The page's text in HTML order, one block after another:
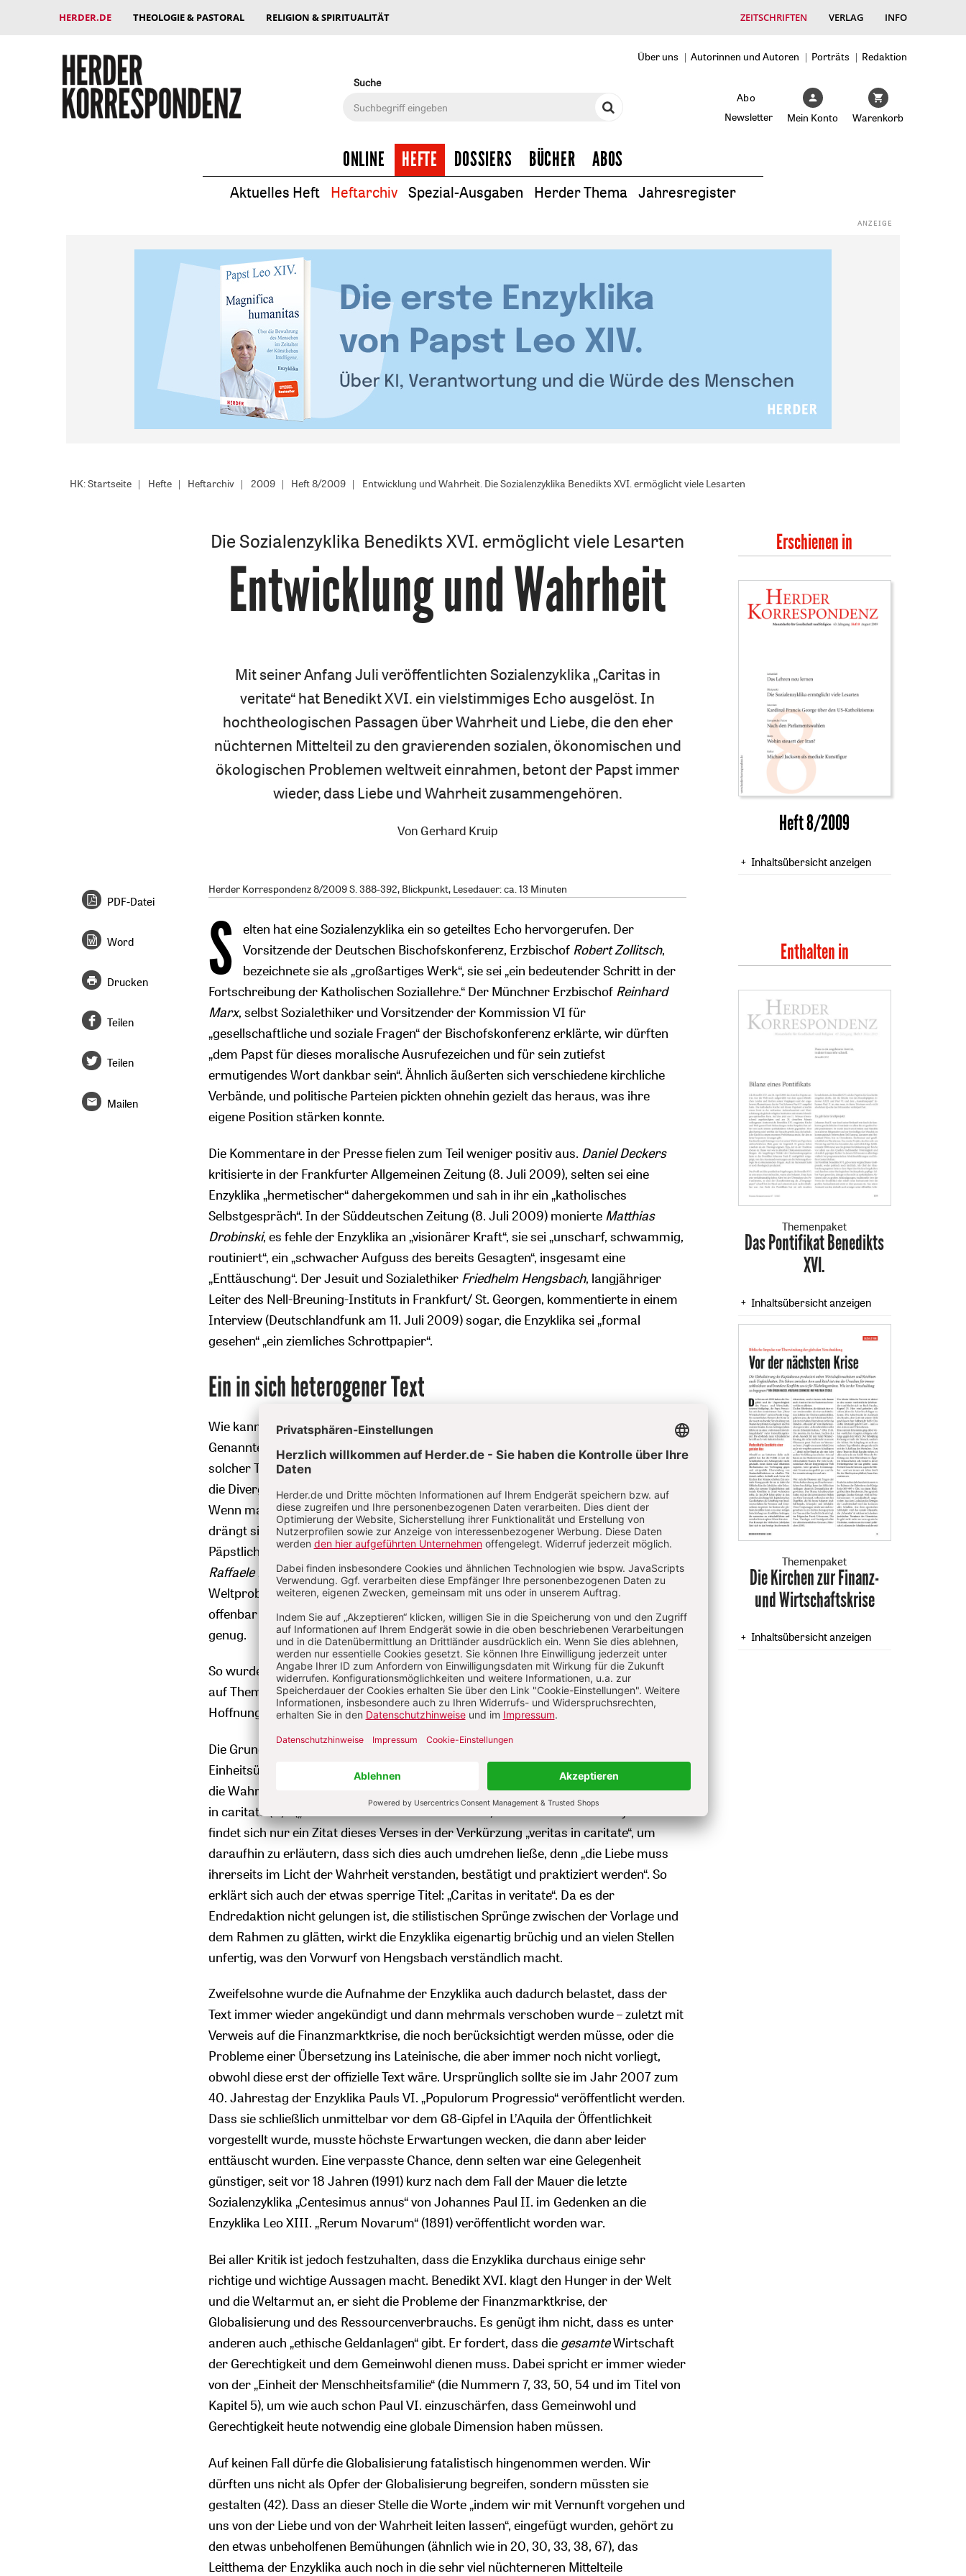
HERDER.DE THEOLOGIE & PASTORAL RELIGION & SPIRITUALITÄT ZEITSCHRIFTEN VERLAG INFO
Über uns Autorinnen und Autoren Porträts
Redaktion
Suche
Abo
Newsletter
Mein Konto Warenkorb
ONLINE HEFTE DOSSIERS BÜCHER ABOS
Aktuelles Heft Heftarchiv Spezial-Ausgaben Herder Thema Jahresregister
HK: Startseite Hefte Heftarchiv 2009 Heft 8/2009 Entwicklung und Wahrheit. Die Sozialenzyklika Benedikts XVI. ermöglicht viele Lesarten
Die Sozialenzyklika Benedikts XVI. ermöglicht viele Lesarten
:
Entwicklung und Wahrheit
Mit seiner Anfang Juli veröffentlichten Sozialenzyklika „Caritas in
veritate“ hat Benedikt XVI. ein vielstimmiges Echo ausgelöst. In
hochtheologischen Passagen über Wahrheit und Liebe, die den eher
nüchternen Mittelteil zu den gravierenden sozialen, ökonomischen und
ökologischen Problemen weltweit einrahmen, betont der Papst immer
wieder, dass Liebe und Wahrheit zusammengehören.
Von Gerhard Kruip
Herder Korrespondenz 8/2009 S. 388-392, Blickpunkt, Lesedauer: ca. 13 Minuten
S
elten hat eine Sozialenzyklika ein so geteiltes Echo hervorgerufen. Der
Vorsitzende der Deutschen Bischofskonferenz, Erzbischof Robert Zollitsch,
bezeichnete sie als „großartiges Werk“, sie sei „ein bedeutender Schritt in der
Fortschreibung der Katholischen Soziallehre.“ Der Münchner Erzbischof Reinhard
Marx, selbst Sozialethiker und Vorsitzender der Kommission VI für
„gesellschaftliche und soziale Fragen“ der Bischofskonferenz erklärte, wir dürften
„dem Papst für dieses moralische Ausrufezeichen und für sein zutiefst
ermutigendes Wort dankbar sein“. Ähnlich äußerten sich verschiedene kirchliche
Verbände, und politische Parteien pickten ohnehin gezielt das heraus, was ihre
eigene Position stärken konnte.
Die Kommentare in der Presse fielen zum Teil weniger positiv aus. Daniel Deckers
kritisierte in der Frankfurter Allgemeinen Zeitung (8. Juli 2009), selten sei eine
Enzyklika „hermetischer“ dahergekommen und sah in ihr ein „katholisches
Selbstgespräch“. In der Süddeutschen Zeitung (8. Juli 2009) monierte Matthias
Drobinski, es fehle der Enzyklika an „visionärer Kraft“, sie sei „unscharf, schwammig,
routiniert“, ein „schwacher Aufguss des bereits Gesagten“, insgesamt eine
„Enttäuschung“. Der Jesuit und Sozialethiker Friedhelm Hengsbach, langjähriger
Leiter des Nell-Breuning-Instituts in Frankfurt/ St. Georgen, kommentierte in einem
Interview (Deutschlandfunk am 11. Juli 2009) sogar, die Enzyklika sei „formal
gesehen“ „ein ziemliches Schrottpapier“.
Ein in sich heterogener Text
Wie kann es zu so unterschiedlichen Einschätzungen kommen? Haben die
Genannten wirklich das gleiche Dokument gelesen? Sicherlich gibt es in der Lektüre
solcher Texte unterschiedliche Perspektiven und Interessen. Eine der Ursachen für
die Divergenzen liegt aber darin, dass der Text selbst in sich sehr heterogen ist.
Wenn man genau liest – und wortstatistische Analysen bestätigen diesen Eindruck –,
drängt sich unweigerlich der Gedanke auf, dassBenedikt XVI.ein vermutlich vom
Päpstlichen Rat für Gerechtigkeit und Frieden unter Leitung des KardinalsRenato
Raffaele Martinoerarbeiteter Text mit einer Vielzahl von Aussagen zu aktuellen
Weltproblemen und möglichen Lösungsperspektiven vorgelegt worden ist. Aber
offenbar war dieser Entwurf dem Papst nicht theologisch und nicht grundsätzlich
genug.
So wurde diese Vorlage eingerahmt und gelegentlich unterbrochen durch Hinweise
auf Themen, die dem Papst besonders am Herzen liegen: Glaube, Vernunft,
Hoffnung, Liebe und Wahrheit.
Die Grundidee für diese Rahmung nimmt Bezug auf Epheserbrief 4,15, wo – laut
Einheitsübersetzung – Paulus die Christen auffordert, sich „von der Liebe geleitet an
die Wahrheit zu halten“. In der lateinischen Vulgata steht: „Veritatem autem facientes
in caritate (...).“ („die Wahrheit aber in Liebe zu tun“). In Nummer 2 der Enzyklika
findet sich nur ein Zitat dieses Verses in der Verkürzung „veritas in caritate“, um
daraufhin zu erläutern, dass sich dies auch umdrehen ließe, denn „die Liebe muss
ihrerseits im Licht der Wahrheit verstanden, bestätigt und praktiziert werden“. So
erklärt sich auch der etwas sperrige Titel: „Caritas in veritate“. Da es der
Endredaktion nicht gelungen ist, die stilistischen Sprünge zwischen der Vorlage und
dem Rahmen zu glätten, wirkt die Enzyklika eigenartig brüchig und an vielen Stellen
unfertig, was den Vorwurf von Hengsbach verständlich macht.
Zweifelsohne wurde die Aufnahme der Enzyklika auch dadurch belastet, dass der
Text immer wieder angekündigt und dann mehrmals verschoben wurde – zuletzt mit
Verweis auf die Finanzmarktkrise, die noch berücksichtigt werden müsse, oder die
Probleme einer Übersetzung ins Lateinische, die aber immer noch nicht vorliegt,
obwohl diese erst der offizielle Text wäre. Ursprünglich sollte sie im Jahr 2007 zum
40. Jahrestag der Enzyklika Pauls VI. „Populorum Progressio“ veröffentlicht werden.
Dass sie schließlich unmittelbar vor dem G8-Gipfel in L’Aquila der Öffentlichkeit
vorgestellt wurde, musste höchste Erwartungen wecken, die dann aber leider
enttäuscht wurden. Eine verpasste Chance, denn selten war eine Gelegenheit
günstiger, seit vor 18 Jahren (1991) kurz nach dem Fall der Mauer die letzte
Sozialenzyklika „Centesimus annus“ von Johannes Paul II. im Gedenken an die
Enzyklika Leo XIII. „Rerum Novarum“ (1891) veröffentlicht worden war.
Bei aller Kritik ist jedoch festzuhalten, dass die Enzyklika durchaus einige sehr
richtige und wichtige Aussagen macht. Benedikt XVI. klagt den Hunger in der Welt
und die Weltarmut an, er sieht die Probleme der Finanzmarktkrise, der
Globalisierung und des Ressourcenverbrauchs. Es genügt ihm nicht, dass es unter
anderen auch „ethische Geldanlagen“ gibt. Er fordert, dass die gesamteWirtschaft
der Gerechtigkeit und dem Gemeinwohl dienen muss. Dabei spricht er immer wieder
von der „Einheit der Menschheitsfamilie“ (die Nummern 7, 33, 50, 54 und im Titel von
Kapitel 5), um wie auch schon Paul VI. einzuschärfen, dass Gemeinwohl und
Gerechtigkeit heute notwendig eine globale Dimension haben müssen.
Auf keinen Fall dürfe die Globalisierung fatalistisch hingenommen werden. Wir
dürften uns nicht als Opfer der Globalisierung begreifen, sondern müssten sie
gestalten (42). Dass an dieser Stelle die Worte „indem wir mit Vernunft vorgehen und
uns von der Liebe und von der Wahrheit leiten lassen“, eingefügt wurden, gehört zu
den etwas unbeholfenen Bemühungen (ähnlich wie in 20, 30, 33, 38, 67), das
Leitthema der Enzyklika auch noch in die sehr viel nüchterneren Mittelteile
PDF-Datei
Word
Drucken
Teilen
Teilen
Mailen
Erschienen in
Heft 8/2009
Inhaltsübersicht anzeigen
Enthalten in
Themenpaket
:
Das Pontifikat Benedikts
XVI.
Inhaltsübersicht anzeigen
Themenpaket
:
Die Kirchen zur Finanz-
und Wirtschaftskrise
Inhaltsübersicht anzeigen